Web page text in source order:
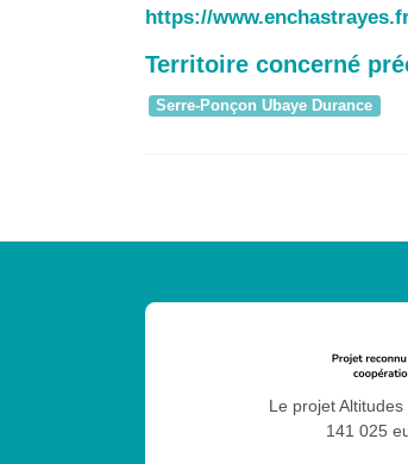
https://
Territoire concerné
Serre-Ponçon Ubaye Durance
Le projet
141 025